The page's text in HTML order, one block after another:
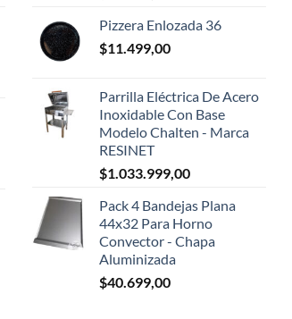
Pizzera Enlozada 36
$11.499,00
Parrilla Eléctrica De Acero
Inoxidable Con Base
Modelo Chalten - Marca
RESINET
$1.033.999,00
Pack 4 Bandejas Plana
44x32 Para Horno
Convector - Chapa
Aluminizada
$40.699,00